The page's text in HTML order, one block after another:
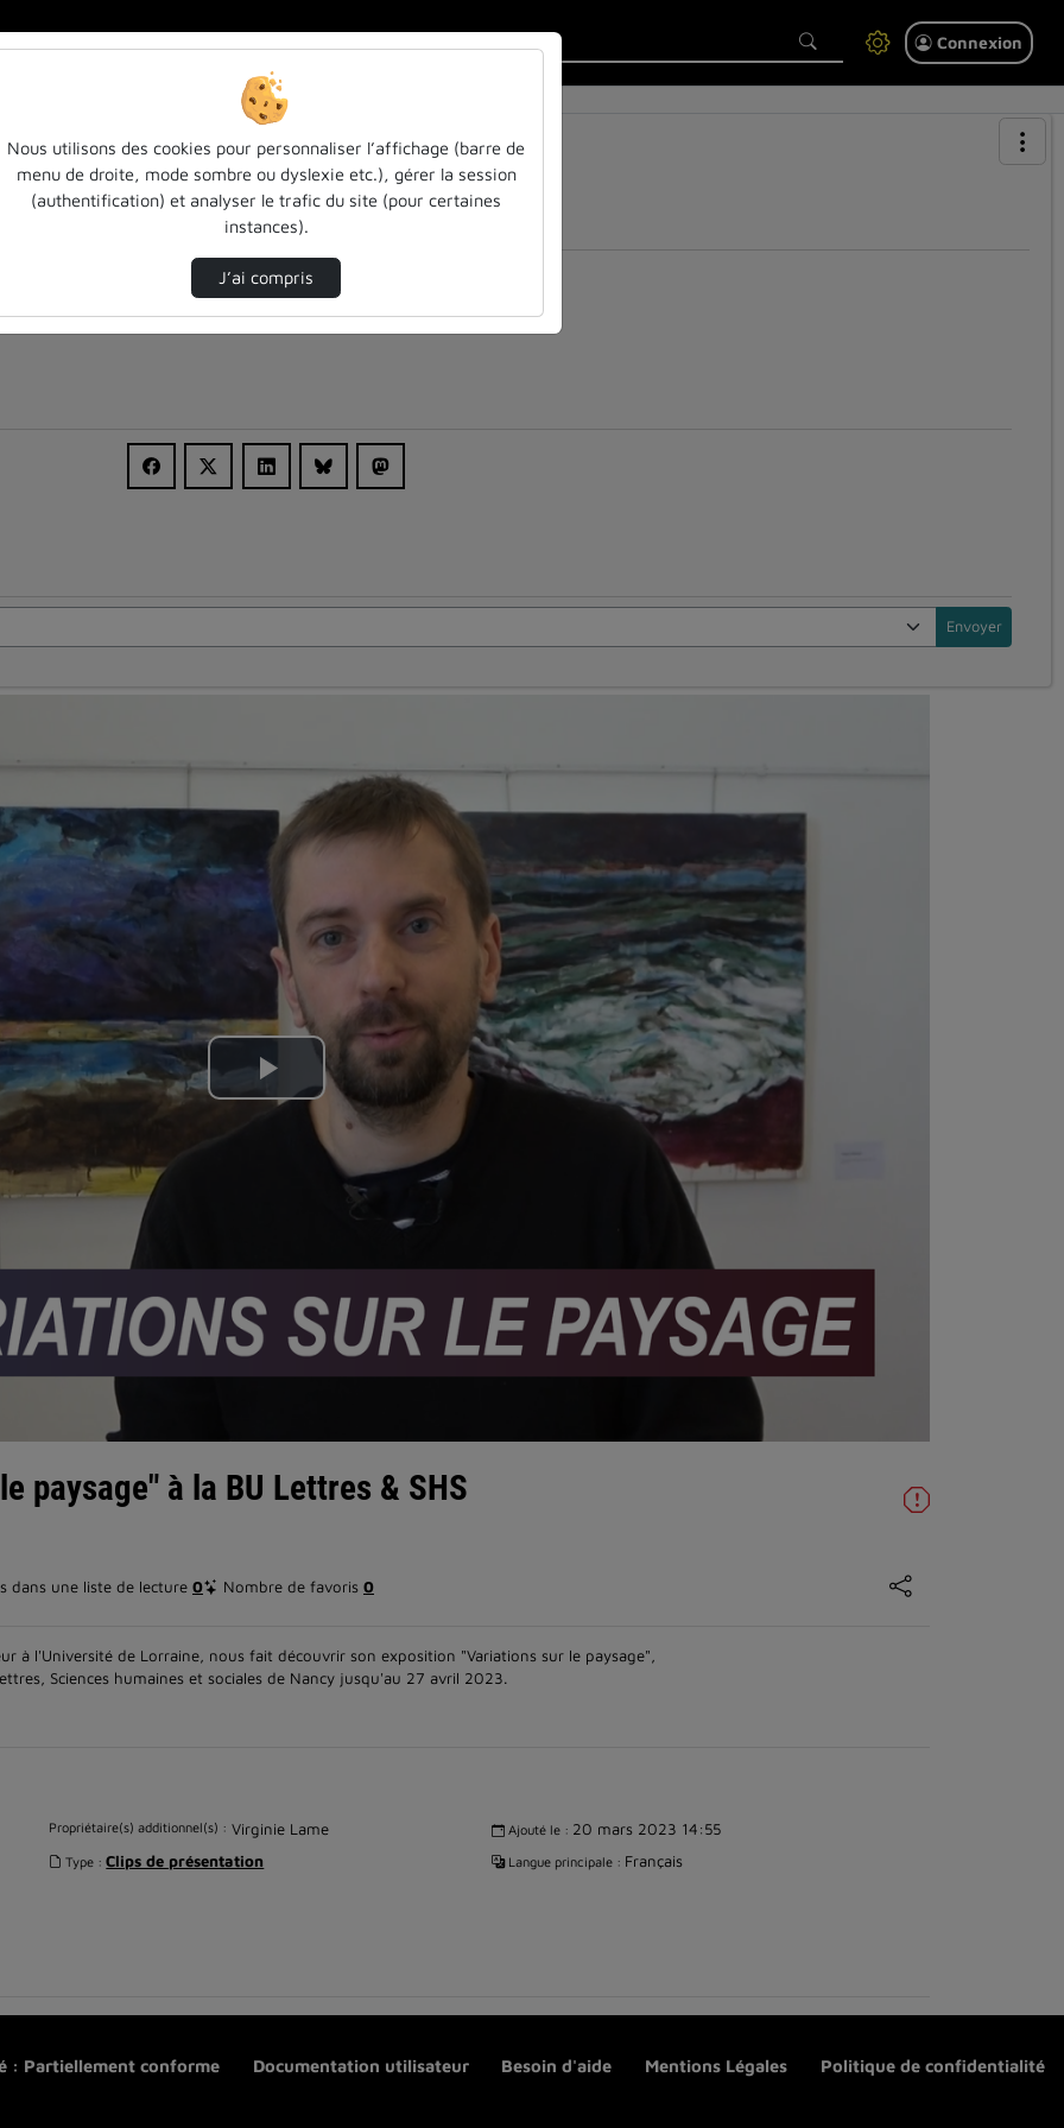
Connexion
Lire
vidéo
paysage" à la BU Lettres & SHS
dans une liste de lecture 0 Nombre de favoris 0
à l'Université de Lorraine, nous fait découvrir son exposition "Variations sur le paysage",
Sciences humaines et sociales de Nancy jusqu'au 27 avril 2023.
Propriétaire(s) additionnel(s) : Virginie Lame Ajouté le : 20 mars 2023 14:55
Type :Clips de présentation Langue principale : Français
: Partiellement conforme Documentation utilisateur Besoin d'aide Mentions Légales Politique de confidentialité
Nous utilisons des cookies pour personnaliser l’affichage (barre de
menu de droite, mode sombre ou dyslexie etc.), gérer la session
(authentification) et analyser le trafic du site (pour certaines
instances).
J’ai compris